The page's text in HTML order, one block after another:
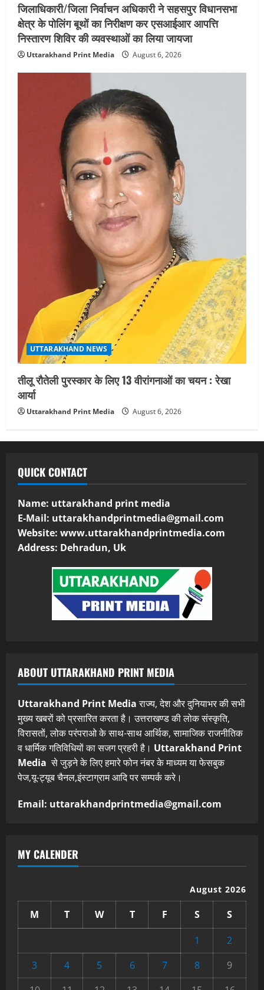
जिलाधिकारी/जिला निर्वाचन अधिकारी ने सहसपुर विधानसभा
क्षेत्र के पोलिंग बूथों का निरीक्षण कर एसआईआर आपत्ति
निस्तारण शिविर की व्यवस्थाओं का लिया जायजा
Uttarakhand Print Media August 6, 2026
UTTARAKHAND NEWS
तीलू रौतेली पुरस्कार के लिए 13 वीरांगनाओं का चयन : रेखा
आर्या
Uttarakhand Print Media August 6, 2026
QUICK CONTACT
Name: uttarakhand print media
E-Mail: uttarakhandprintmedia@gmail.com
Website: www.uttarakhandprintmedia.com
Address: Dehradun, Uk
ABOUT UTTARAKHAND PRINT MEDIA
Uttarakhand Print Mediaराज्य, देश और दुनियाभर की सभी
मुख्य खबरों को प्रसारित करता है। उत्तराखण्ड की लोक संस्कृति,
विरासतों, लोक परंपराओ के साथ-साथ आर्थिक, सामाजिक राजनीतिक
व धार्मिक गतिविधियों का सजग प्रहरी है। Uttarakhand Print
Media से जुड़ने के लिए हमारे फोन नंबर के माध्यम या फेसबुक
पेज,यू-ट्यूब चैनल,इंस्टाग्राम आदि पर सम्पर्क करे।
Email: uttarakhandprintmedia@gmail.com
MY CALENDER
August 2026
M T W T F S
S
1
2
3
4 5 6 7 8
9